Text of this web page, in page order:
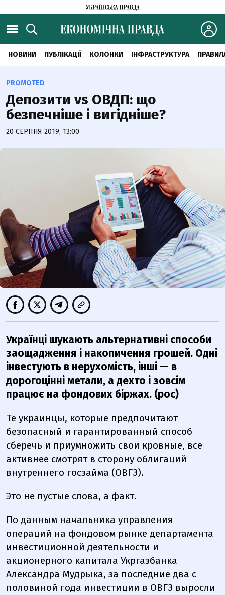
НОВИНИ ПУБЛІКАЦІЇ КОЛОНКИ ІНФРАСТРУКТУРА
PROMOTED
Депозити vs ОВДП: що
безпечніше і вигідніше?
20 СЕРПНЯ 2019, 13:00
Українці шукають альтернативні способи
заощадження і накопичення грошей. Одні
інвестують в нерухомість, інші — в
дорогоцінні метали, а дехто і зовсім
працює на фондових біржах. (рос)
Те украинцы, которые предпочитают
безопасный и гарантированный способ
сберечь и приумножить свои кровные, все
активнее смотрят в сторону облигаций
внутреннего госзайма (ОВГЗ).
Это не пустые слова, а факт.
По данным начальника управления
операций на фондовом рынке департамента
инвестиционной деятельности и
акционерного капитала Укргазбанка
Александра Мудрыка, за последние два с
половиной года инвестиции в ОВГЗ выросли